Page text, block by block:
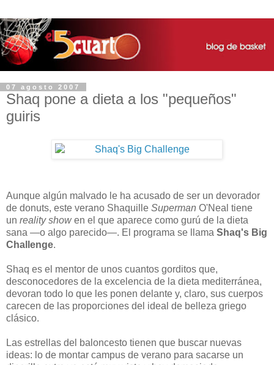
07 agosto 2007
Shaq pone a dieta a los "pequeños"
guiris
Aunque algún malvado le ha acusado de ser un devorador
de donuts, este verano Shaquille Superman O'Neal tiene
un reality showen el que aparece como gurú de la dieta
sana —o algo parecido—. El programa se llama Shaq's Big
Challenge.
Shaq es el mentor de unos cuantos gorditos que,
desconocedores de la excelencia de la dieta mediterránea,
devoran todo lo que les ponen delante y, claro, sus cuerpos
carecen de las proporciones del ideal de belleza griego
clásico.
Las estrellas del baloncesto tienen que buscar nuevas
ideas: lo de montar campus de verano para sacarse un